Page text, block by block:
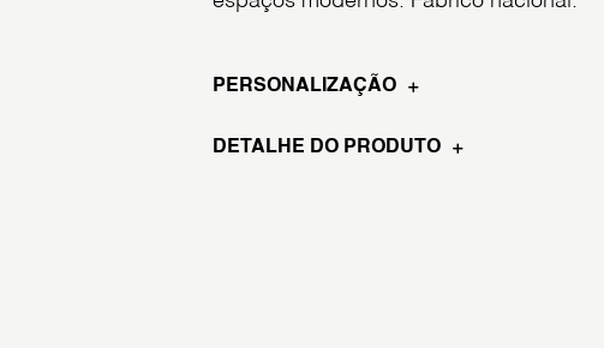
PERSONALIZAÇÃO
DETALHE DO PRODUTO